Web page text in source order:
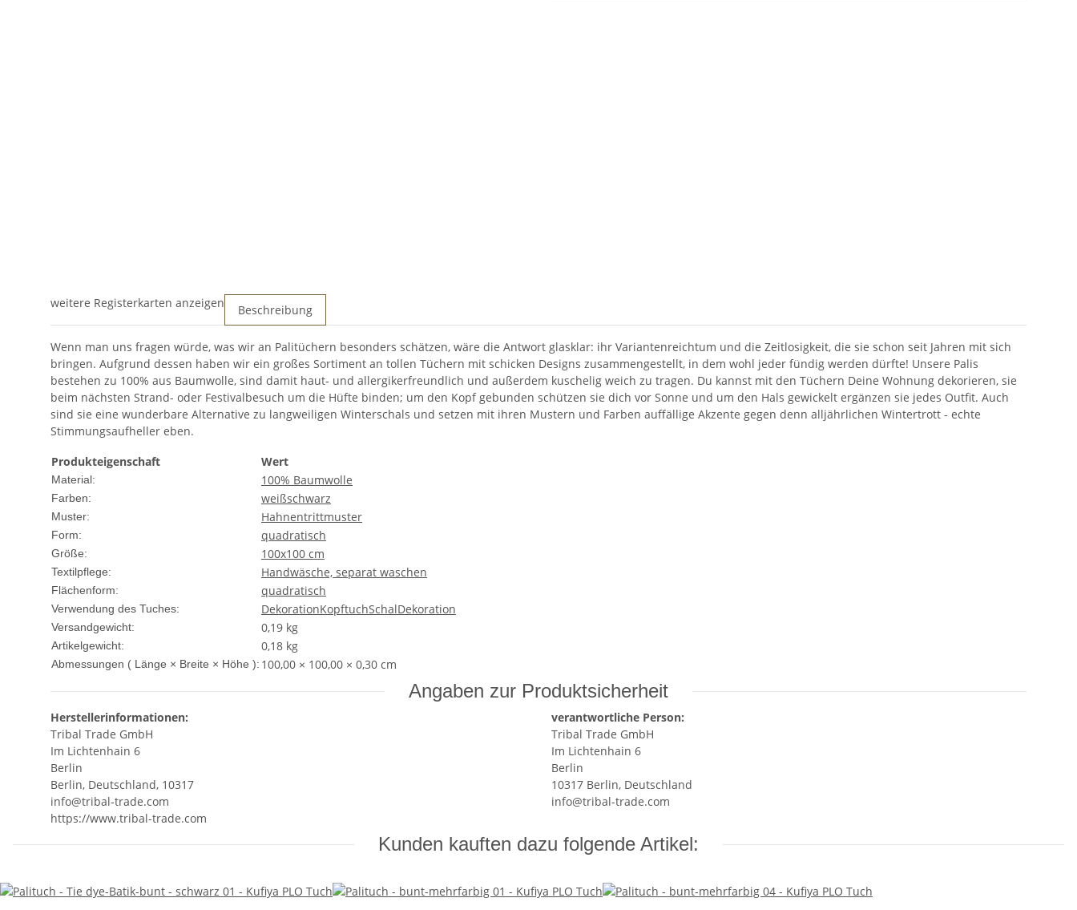
weitere Registerkarten anzeigen Beschreibung
Wenn man uns fragen würde, was wir an Palitüchern besonders schätzen, wäre die Antwort glasklar: ihr Variantenreichtum und die Zeitlosigkeit, die sie schon seit Jahren mit sich
bringen. Aufgrund dessen haben wir ein großes Sortiment an tollen Tüchern mit schicken Designs zusammengestellt, in dem wohl jeder fündig werden dürfte! Unsere Palis
bestehen zu 100% aus Baumwolle, sind damit haut- und allergikerfreundlich und außerdem kuschelig weich zu tragen. Du kannst mit den Tüchern Deine Wohnung dekorieren, sie
beim nächsten Strand- oder Festivalbesuch um die Hüfte binden; um den Kopf gebunden schützen sie dich vor Sonne und um den Hals gewickelt ergänzen sie jedes Outfit. Auch
sind sie eine wunderbare Alternative zu langweiligen Winterschals und setzen mit ihren Mustern und Farben auffällige Akzente gegen denn alljährlichen Wintertrott - echte
Stimmungsaufheller eben.
Produkteigenschaft
Wert
Material: 100% Baumwolle
Farben: weißschwarz
Muster: Hahnentrittmuster
Form: quadratisch
Größe: 100x100 cm
Textilpflege: Handwäsche, separat waschen
Flächenform: quadratisch
Verwendung des Tuches: DekorationKopftuchSchalDekoration
Versandgewicht: 0,19 kg
Artikelgewicht: 0,18 kg
Abmessungen ( Länge × Breite × Höhe ): 100,00 × 100,00 × 0,30 cm
Angaben zur Produktsicherheit
Herstellerinformationen:
Tribal Trade GmbH
Im Lichtenhain 6
Berlin
Berlin, Deutschland, 10317
info@tribal-trade.com
https://www.tribal-trade.com
verantwortliche Person:
Tribal Trade GmbH
Im Lichtenhain 6
Berlin
10317 Berlin, Deutschland
info@tribal-trade.com
Kunden kauften dazu folgende Artikel: